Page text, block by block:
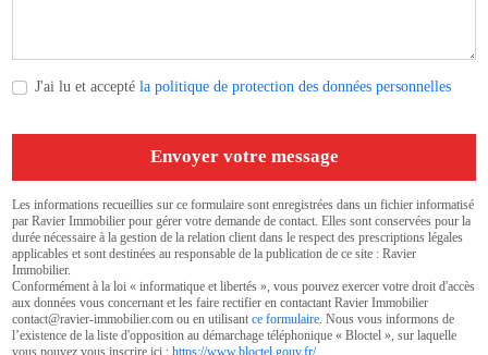
J'ai lu et accepté la politique de protection des données personnelles
Envoyer votre message
Les informations recueillies sur ce formulaire sont enregistrées dans un fichier informatisé
par Ravier Immobilier pour gérer votre demande de contact. Elles sont conservées pour la
durée nécessaire à la gestion de la relation client dans le respect des prescriptions légales
applicables et sont destinées au responsable de la publication de ce site : Ravier
Immobilier.
Conformément à la loi « informatique et libertés », vous pouvez exercer votre droit d'accès
aux données vous concernant et les faire rectifier en contactant Ravier Immobilier
contact@ravier-immobilier.com ou en utilisantce formulaire . Nous vous informons de
l’existence de la liste d'opposition au démarchage téléphonique « Bloctel », sur laquelle
vous pouvez vous inscrire ici :https://www.bloctel.gouv.fr/